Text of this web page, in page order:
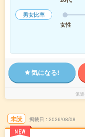
男女比率
女性
気になる!
派
未読
NEW
掲載日 2026/08/08